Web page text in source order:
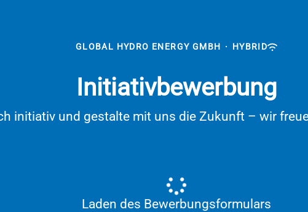
GLOBAL HYDRO ENERGY GMBH · HYBRID
Initiativbewerbung
initiativ und gestalte mit uns die Zukunft – wir
Laden des Bewerbungsformulars